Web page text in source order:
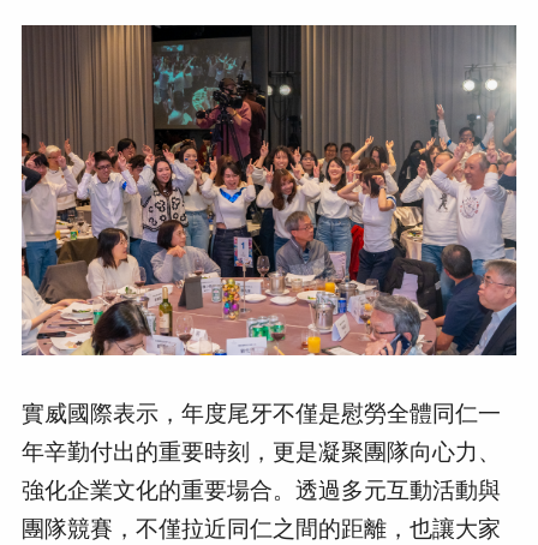
實威國際表示，年度尾牙不僅是慰勞全體同仁一
年辛勤付出的重要時刻，更是凝聚團隊向心力、
強化企業文化的重要場合。透過多元互動活動與
團隊競賽，不僅拉近同仁之間的距離，也讓大家